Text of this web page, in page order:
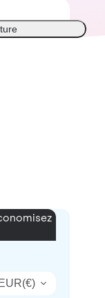
EUR(€)